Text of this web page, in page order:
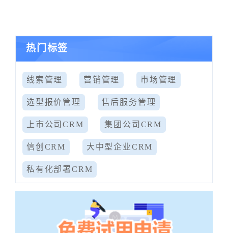
热门标签
线索管理 营销管理 市场管理
选型报价管理 售后服务管理
上市公司CRM 集团公司CRM
信创CRM 大中型企业CRM
私有化部署CRM